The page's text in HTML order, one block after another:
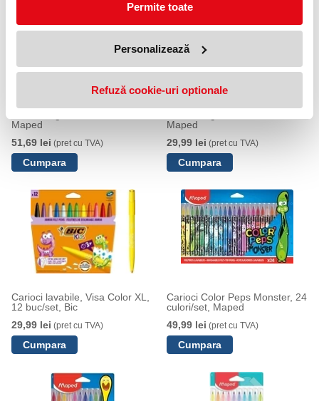
Permite toate
Personalizează
Refuză cookie-uri optionale
Maped
51,69 lei (pret cu TVA)
Maped
29,99 lei (pret cu TVA)
Carioci lavabile, Visa Color XL,
12 buc/set, Bic
29,99 lei (pret cu TVA)
Carioci Color Peps Monster, 24
culori/set, Maped
49,99 lei (pret cu TVA)